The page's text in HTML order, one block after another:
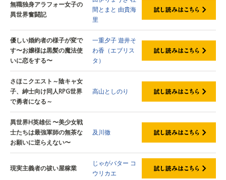
無職独身アラフォー女子の
異世界奮闘記
間とまと 由貴海
里
優しい婚約者の様子が変で
す〜お嬢様は黒髪の魔法使
いに恋をする〜
一重夕子遊井そ
わ香（エブリス
タ）
さほこクエスト～陰キャ女
子、紳士向け同人RPG世界
で勇者になる～
高山としのり
異世界H英雄伝 〜美少女戦
士たちは最強軍師の無茶な
お願いに逆らえない〜
及川徹
現実主義者の祓い屋稼業
じゃがバター コ
ウリカエ